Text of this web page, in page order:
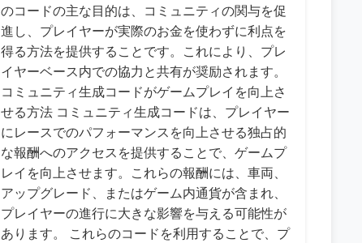
のコードの主な目的は、コミュニティの関与を促
進し、プレイヤーが実際のお金を使わずに利点を
得る方法を提供することです。これにより、プレ
イヤーベース内での協力と共有が奨励されます。
コミュニティ生成コードがゲームプレイを向上さ
せる方法 コミュニティ生成コードは、プレイヤー
にレースでのパフォーマンスを向上させる独占的
な報酬へのアクセスを提供することで、ゲームプ
レイを向上させます。これらの報酬には、車両、
アップグレード、またはゲーム内通貨が含まれ、
プレイヤーの進行に大きな影響を与える可能性が
あります。 これらのコードを利用することで、プ